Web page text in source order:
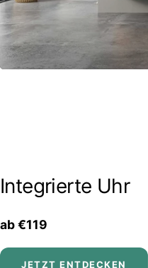
Integrierte Uhr
ab €119
JETZT ENTDECKEN